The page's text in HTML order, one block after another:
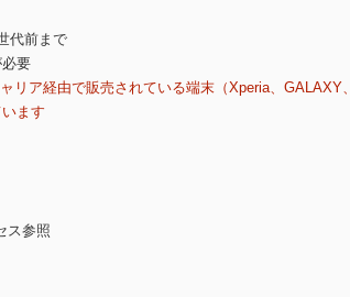
代前まで
要
ア経由で販売されている端末（Xperia、GALAXY、
ます
ス参照